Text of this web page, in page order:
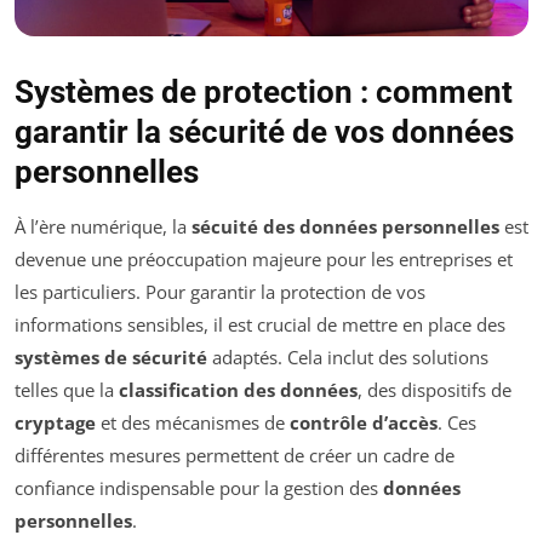
Systèmes de protection : comment
garantir la sécurité de vos données
personnelles
À l’ère numérique, la sécuité des données personnelles est
devenue une préoccupation majeure pour les entreprises et
les particuliers. Pour garantir la protection de vos
informations sensibles, il est crucial de mettre en place des
systèmes de sécurité adaptés. Cela inclut des solutions
telles que la classification des données, des dispositifs de
cryptage et des mécanismes de contrôle d’accès. Ces
différentes mesures permettent de créer un cadre de
confiance indispensable pour la gestion des données
personnelles.